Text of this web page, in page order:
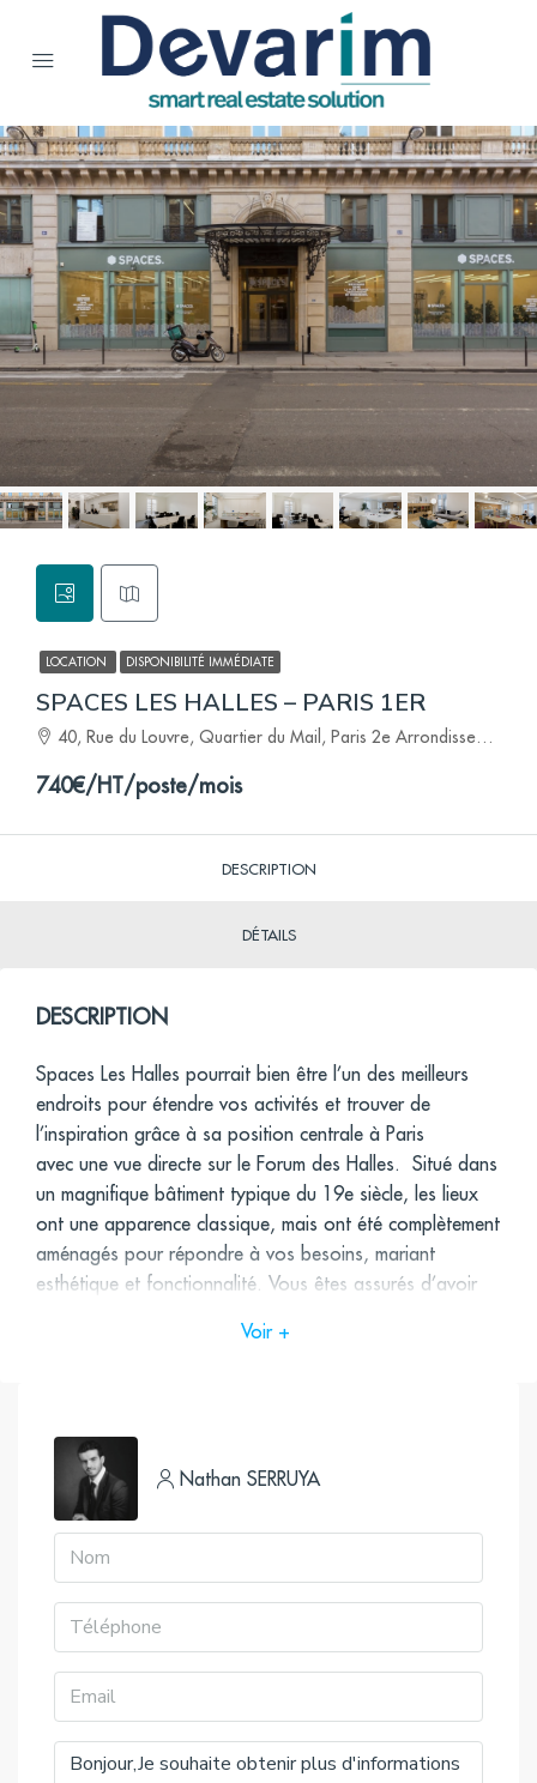
LOCATION DISPONIBILITÉ IMMÉDIATE
SPACES LES HALLES – PARIS 1ER
40, Rue du Louvre, Quartier du Mail, Paris 2e Arrondissement, Paris, Île-de-France, France métropolitaine, 75002, France
740€/HT/poste/mois
DESCRIPTION
DÉTAILS
DESCRIPTION
Spaces Les Halles pourrait bien être l’un des meilleurs
endroits pour étendre vos activités et trouver de
l’inspiration grâce à sa position centrale à Paris
avec une vue directe sur le Forum des Halles. Situé dans
un magnifique bâtiment typique du 19e siècle, les lieux
ont une apparence classique, mais ont été complètement
aménagés pour répondre à vos besoins, mariant
esthétique et fonctionnalité. Vous êtes assurés d’avoir
commerciaux, car le simple fait de passer la porte
calcaire blanc éclatant.
Les affaires sont une forme d’art, et il n’y a pas de
meilleur endroit que le cœur de Paris pour pratiquer un
art. Une petite promenade vous mènera aux plus belles
Pompidou et la Fontaine des Innocents. Si vous voulez
gagner du temps, les moyens de transport en commun
découvrir le reste de cette ville en effervescence. Ajoutez
à cela la créativité de notre communauté
d’entrepreneurs et de personnes qui vous ressemblent et
Voir +
Nathan SERRUYA